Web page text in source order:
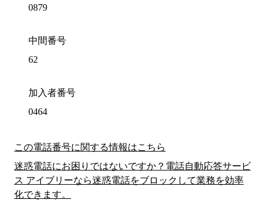
0879
中間番号
62
加入者番号
0464
この電話番号に関する情報はこちら
迷惑電話にお困りではないですか？電話自動応答サービ
ス アイブリーなら迷惑電話をブロックして業務を効率
化できます。